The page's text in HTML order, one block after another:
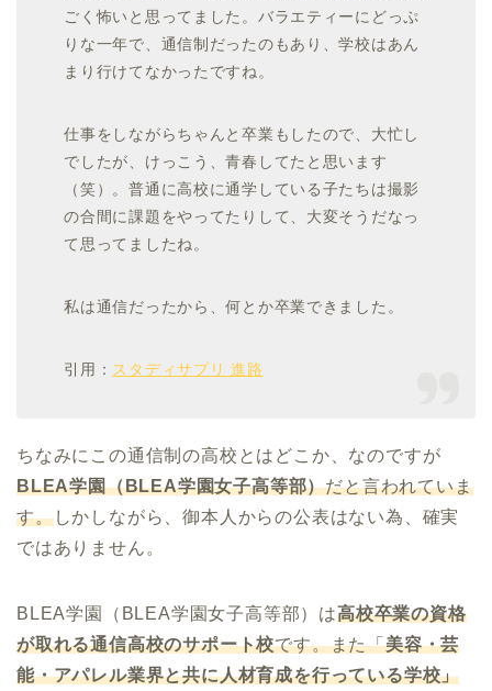
ごく怖いと思ってました。バラエティーにどっぷ
りな一年で、通信制だったのもあり、学校はあん
まり行けてなかったですね。
仕事をしながらちゃんと卒業もしたので、大忙し
でしたが、けっこう、青春してたと思います
（笑）。普通に高校に通学している子たちは撮影
の合間に課題をやってたりして、大変そうだなっ
て思ってましたね。
私は通信だったから、何とか卒業できました。
引用： スタディサプリ 進路
ちなみにこの通信制の高校とはどこか、なのですが
BLEA学園（BLEA学園女子高等部）だと言われていま
す。しかしながら、御本人からの公表はない為、確実
ではありません。
BLEA学園（BLEA学園女子高等部）は高校卒業の資格
が取れる通信高校のサポート校です。また「美容・芸
能・アパレル業界と共に人材育成を行っている学校」